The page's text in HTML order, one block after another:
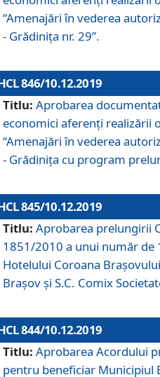
“Amenajări în vederea
- Grădinița nr. 29”.
846/10.12.2019
Titlu: Aprobarea
economici aferenți realizării
“Amenajări în vederea
- Grădinița cu program
845/10.12.2019
Titlu: Aprobarea prelungirii
1851/2010 a unui număr de
Hotelului Coroana
Braşov şi S.C. Comix
844/10.12.2019
Titlu: Aprobarea Acordului
pentru beneficiar Municipiul